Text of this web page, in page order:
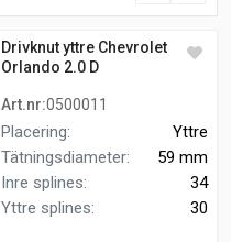
Drivknut yttre Chevrolet
Orlando 2.0 D
Art.nr:0500011
Placering:
Yttre
Tätningsdiameter:
59 mm
Inre splines:
34
Yttre splines: 30